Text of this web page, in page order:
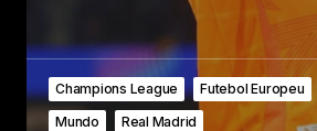
Champions League Futebol Europeu
Mundo
Real Madrid